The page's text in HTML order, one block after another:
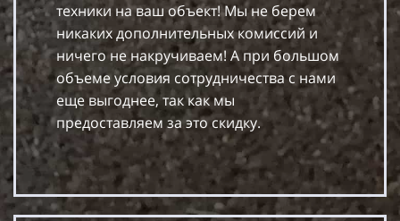
техники на ваш объект! Мы не берем
никаких дополнительных комиссий и
ничего не накручиваем! А при большом
объеме условия сотрудничества с нами
еще выгоднее, так как мы
предоставляем за это скидку.